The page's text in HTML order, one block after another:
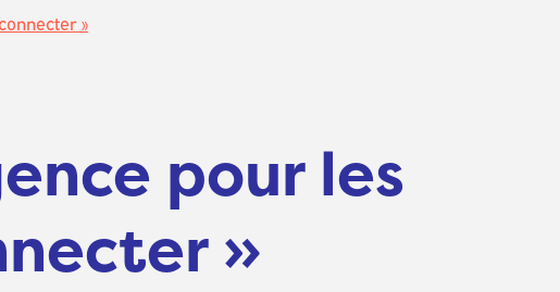
»
pour les
»